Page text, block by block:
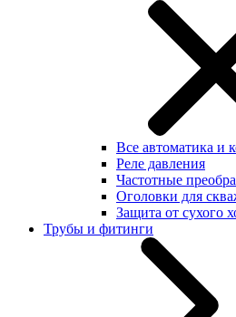
Все автоматика и
Реле давления
Частотные
Оголовки для
Защита от сухого
Трубы и фитинги